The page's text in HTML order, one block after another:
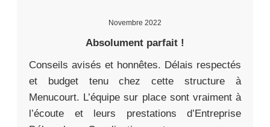
Novembre 2022
Absolument parfait !
Conseils avisés et honnêtes. Délais respectés
et budget tenu chez cette structure à
Menucourt. L’équipe sur place sont vraiment à
l’écoute et leurs prestations d’Entreprise